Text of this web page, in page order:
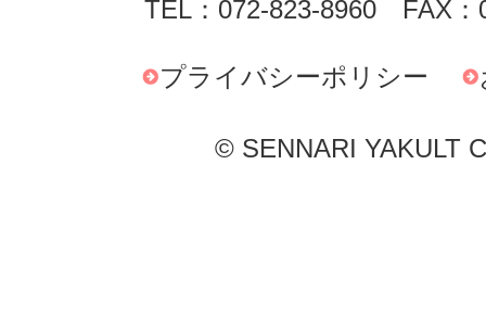
TEL：072-823-8960 FAX：
プライバシーポリシー
© SENNARI YAKULT